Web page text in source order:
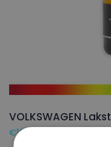
VOLKSWAGEN
€16,50